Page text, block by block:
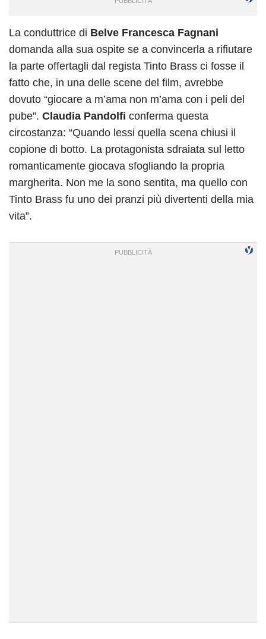
La conduttrice di Belve Francesca Fagnani
domanda alla sua ospite se a convincerla a rifiutare
la parte offertagli dal regista Tinto Brass ci fosse il
fatto che, in una delle scene del film, avrebbe
dovuto “giocare a m’ama non m’ama con i peli del
pube”. Claudia Pandolfi conferma questa
circostanza: “Quando lessi quella scena chiusi il
copione di botto. La protagonista sdraiata sul letto
romanticamente giocava sfogliando la propria
margherita. Non me la sono sentita, ma quello con
Tinto Brass fu uno dei pranzi più divertenti della mia
vita”.